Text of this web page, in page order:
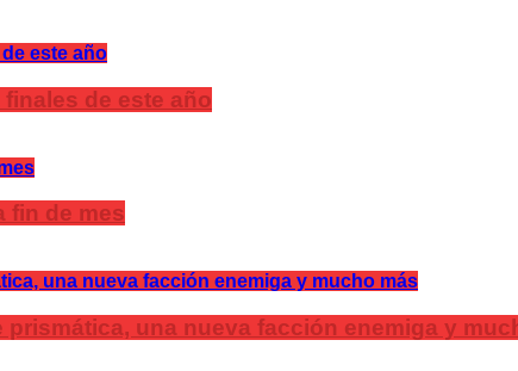
de este año
fin de mes
una nueva facción enemiga y